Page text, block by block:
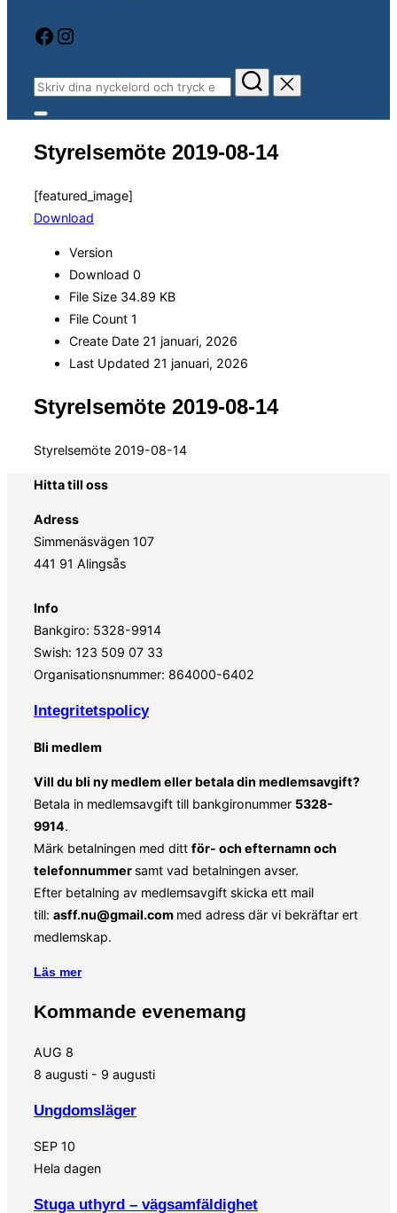
Facebook
Instagram
Sök
efter:
Slå
sidopanel
och
Styrelsemöte 2019-08-14
[featured_image]
Download
Version
Download 0
File Size 34.89 KB
File Count 1
Create Date 21 januari, 2026
Last Updated 21 januari, 2026
Styrelsemöte 2019-08-14
Styrelsemöte 2019-08-14
Hitta till oss
Adress
Simmenäsvägen 107
441 91 Alingsås
Info
Bankgiro: 5328-9914
Swish: 123 509 07 33
Organisationsnummer: 864000-6402
Integritetspolicy
Bli medlem
Vill du bli ny medlem eller betala din medlemsavgift?
Betala in medlemsavgift till bankgironummer 5328-
9914.
Märk betalningen med ditt för- och efternamn och
telefonnummer samt vad betalningen avser.
Efter betalning av medlemsavgift skicka ett mail
till: asff.nu@gmail.com med adress där vi bekräftar ert
medlemskap.
Läs mer
Kommande evenemang
AUG 8
8 augusti - 9 augusti
Ungdomsläger
SEP 10
Hela dagen
Stuga uthyrd – vägsamfäldighet